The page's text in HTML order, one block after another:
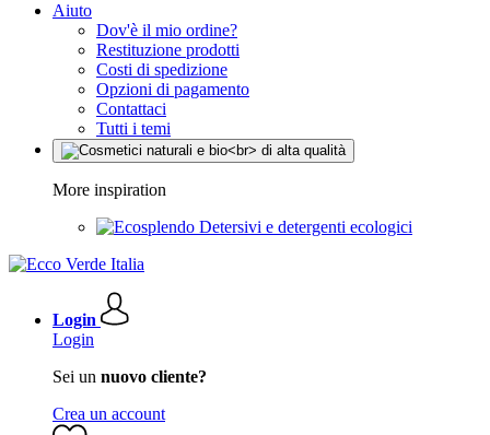
Aiuto
Dov'è il mio ordine?
Restituzione prodotti
Costi di spedizione
Opzioni di pagamento
Contattaci
Tutti i temi
More inspiration
Detersivi e detergenti ecologici
Login
Login
Sei un nuovo cliente?
Crea un account